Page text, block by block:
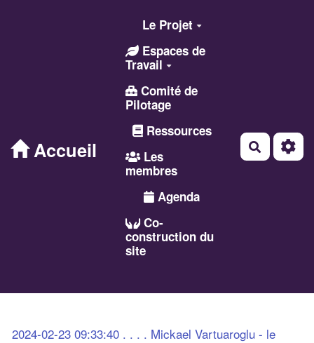
Aller au contenu principal
Accueil
Le Projet
Espaces de
Travail
Comité de
Pilotage
Ressources
Les
membres
Agenda
Co-
construction du
site
2024-02-23 09:33:40 . . . . Mickael Vartuaroglu - le